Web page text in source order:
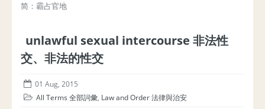
简：霸占官地
unlawful sexual intercourse 非法性
交、非法的性交
01 Aug, 2015
All Terms 全部詞彙, Law and Order 法律與治安